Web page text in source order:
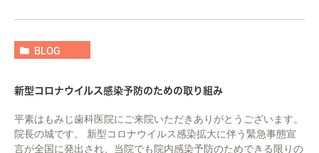
BLOG
新型コロナウイルス感染予防のための取り組み
平素はもみじ歯科医院にご来院いただきありがとうございます。
院長の城です。 新型コロナウイルス感染拡大に伴う緊急事態宣
言が全国に発出され、当院でも院内感染予防のためできる限りの